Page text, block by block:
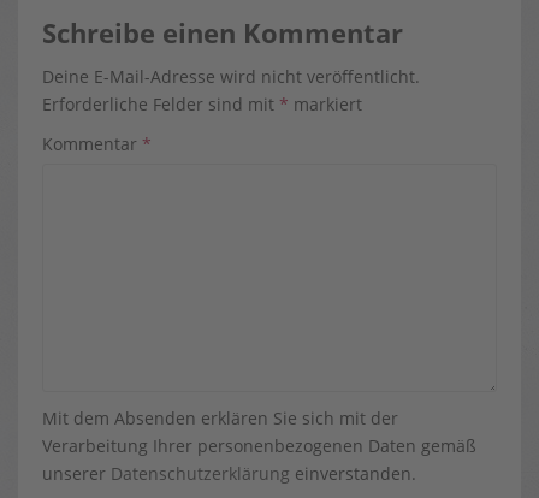
Schreibe einen Kommentar
Deine E-Mail-Adresse wird nicht veröffentlicht.
Erforderliche Felder sind mit * markiert
Kommentar *
Mit dem Absenden erklären Sie sich mit der
Verarbeitung Ihrer personenbezogenen Daten gemäß
unserer Datenschutzerklärung einverstanden.